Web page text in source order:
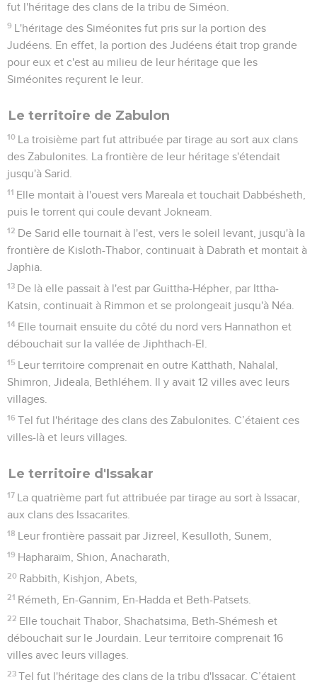
fut l'héritage des clans de la tribu de Siméon.
9 L'héritage des Siméonites fut pris sur la portion des
Judéens. En effet, la portion des Judéens était trop grande
pour eux et c'est au milieu de leur héritage que les
Siméonites reçurent le leur.
Le territoire de Zabulon
10 La troisième part fut attribuée par tirage au sort aux clans
des Zabulonites. La frontière de leur héritage s'étendait
jusqu'à Sarid.
11 Elle montait à l'ouest vers Mareala et touchait Dabbésheth,
puis le torrent qui coule devant Jokneam.
12 De Sarid elle tournait à l'est, vers le soleil levant, jusqu'à la
frontière de Kisloth-Thabor, continuait à Dabrath et montait à
Japhia.
13 De là elle passait à l'est par Guittha-Hépher, par Ittha-
Katsin, continuait à Rimmon et se prolongeait jusqu'à Néa.
14 Elle tournait ensuite du côté du nord vers Hannathon et
débouchait sur la vallée de Jiphthach-El.
15 Leur territoire comprenait en outre Katthath, Nahalal,
Shimron, Jideala, Bethléhem. Il y avait 12 villes avec leurs
villages.
16 Tel fut l'héritage des clans des Zabulonites. C’étaient ces
villes-là et leurs villages.
Le territoire d'Issakar
17 La quatrième part fut attribuée par tirage au sort à Issacar,
aux clans des Issacarites.
18 Leur frontière passait par Jizreel, Kesulloth, Sunem,
19 Hapharaïm, Shion, Anacharath,
20 Rabbith, Kishjon, Abets,
21 Rémeth, En-Gannim, En-Hadda et Beth-Patsets.
22 Elle touchait Thabor, Shachatsima, Beth-Shémesh et
débouchait sur le Jourdain. Leur territoire comprenait 16
villes avec leurs villages.
23 Tel fut l'héritage des clans de la tribu d'Issacar. C’étaient